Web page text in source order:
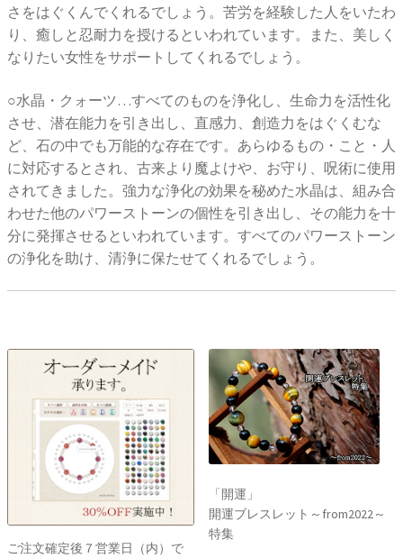
さをはぐくんでくれるでしょう。苦労を経験した人をいたわ
り、癒しと忍耐力を授けるといわれています。また、美しく
なりたい女性をサポートしてくれるでしょう。
○水晶・クォーツ…すべてのものを浄化し、生命力を活性化
させ、潜在能力を引き出し、直感力、創造力をはぐくむな
ど、石の中でも万能的な存在です。あらゆるもの・こと・人
に対応するとされ、古来より魔よけや、お守り、呪術に使用
されてきました。強力な浄化の効果を秘めた水晶は、組み合
わせた他のパワーストーンの個性を引き出し、その能力を十
分に発揮させるといわれています。すべてのパワーストーン
の浄化を助け、清浄に保たせてくれるでしょう。
ご注文確定後７営業日（内）で
「開運」
開運ブレスレット～from2022～
特集